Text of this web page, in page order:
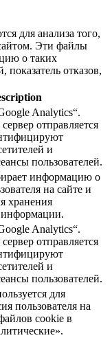
для анализа того,
Эти файлы
о таких
показатель отказов,
Analytics“.
отправляется
и
пользователей.
информацию о
на сайте и
хранения
информации.
Analytics“.
отправляется
и
пользователей.
для
пользователя на
cookie в